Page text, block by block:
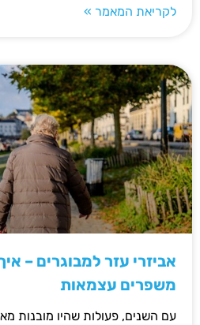
לקריאת המאמר »
אביזרי עזר למבוגרים –
משפרים עצמאות
עם השנים, פעולות שהיו מובנות